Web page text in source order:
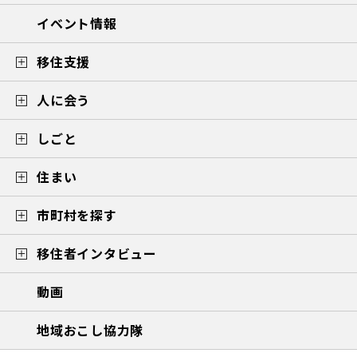
イベント情報
移住支援
人に会う
しごと
住まい
市町村を探す
移住者インタビュー
動画
地域おこし協力隊